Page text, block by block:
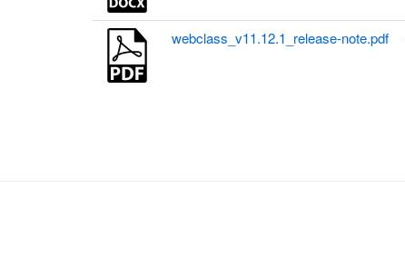
webclass_v11.12.1_release-note.pdf